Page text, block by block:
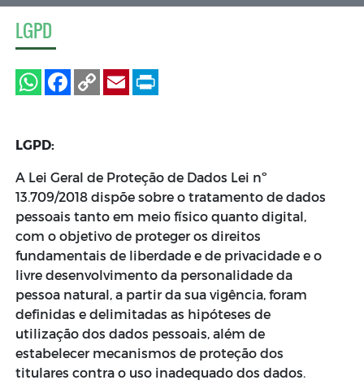
LGPD
LGPD:
A Lei Geral de Proteção de Dados Lei nº
13.709/2018 dispõe sobre o tratamento de dados
pessoais tanto em meio físico quanto digital,
com o objetivo de proteger os direitos
fundamentais de liberdade e de privacidade e o
livre desenvolvimento da personalidade da
pessoa natural, a partir da sua vigência, foram
definidas e delimitadas as hipóteses de
utilização dos dados pessoais, além de
estabelecer mecanismos de proteção dos
titulares contra o uso inadequado dos dados.